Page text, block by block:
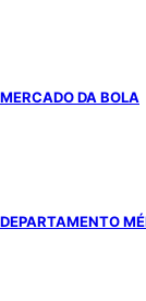
MERCADO DA BOLA
DEPARTAMENTO